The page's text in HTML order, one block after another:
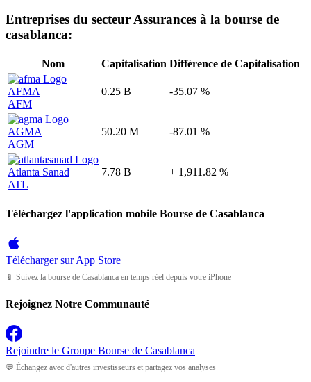
Entreprises du secteur Assurances à la bourse de
casablanca:
Nom Capitalisation Différence de Capitalisation
AFMA
AFM
0.25 B -35.07 %
AGMA
AGM
50.20 M -87.01 %
Atlanta Sanad
ATL
7.78 B + 1,911.82 %
Téléchargez l'application mobile Bourse de Casablanca
Télécharger sur App Store
📱 Suivez la bourse de Casablanca en temps réel depuis votre iPhone
Rejoignez Notre Communauté
Rejoindre le Groupe Bourse de Casablanca
💬 Échangez avec d'autres investisseurs et partagez vos analyses